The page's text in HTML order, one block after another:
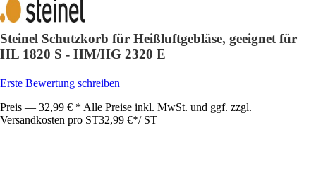
Steinel Schutzkorb für Heißluftgebläse, geeignet für
HL 1820 S - HM/HG 2320 E
Erste Bewertung schreiben
Preis — 32,99 € * Alle Preise inkl. MwSt. und ggf. zzgl.
Versandkosten pro ST32,99 €*/ ST